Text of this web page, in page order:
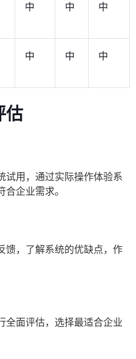
中 中 中
中 中 中
估
试用，通过实际操作体验系
企业需求。
馈，了解系统的优缺点，作
全面评估，选择最适合企业